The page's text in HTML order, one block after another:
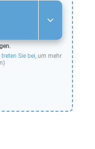
treten Sie bei, um mehr